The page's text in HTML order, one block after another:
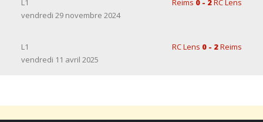
L1 Reims 0 - 2RC Lens
vendredi 29 novembre 2024
L1 RC Lens 0 - 2Reims
vendredi 11 avril 2025